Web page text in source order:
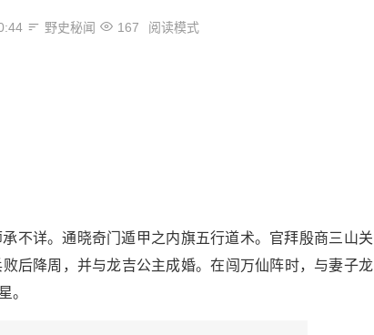
野史秘闻 167 阅读模式
不详。通晓奇门遁甲之内旗五行道术。官拜殷商三山关
后降周，并与龙吉公主成婚。在闯万仙阵时，与妻子龙
。